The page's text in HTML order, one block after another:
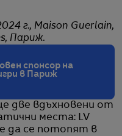
г., Maison Guerlain,
Париж.
спонсор на
в Париж
две вдъхновени от
места: LV
да се потопят в